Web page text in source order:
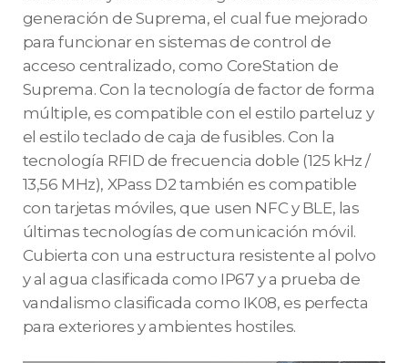
generación de Suprema, el cual fue mejorado
para funcionar en sistemas de control de
acceso centralizado, como CoreStation de
Suprema. Con la tecnología de factor de forma
múltiple, es compatible con el estilo parteluz y
el estilo teclado de caja de fusibles. Con la
tecnología RFID de frecuencia doble (125 kHz /
13,56 MHz), XPass D2 también es compatible
con tarjetas móviles, que usen NFC y BLE, las
últimas tecnologías de comunicación móvil.
Cubierta con una estructura resistente al polvo
y al agua clasificada como IP67 y a prueba de
vandalismo clasificada como IK08, es perfecta
para exteriores y ambientes hostiles.